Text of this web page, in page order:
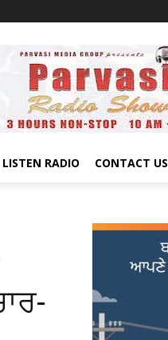
LISTEN RADIO CONTACT US